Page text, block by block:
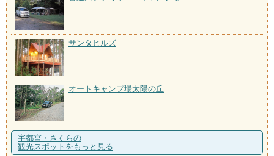
サンタヒルズ
オートキャンプ場太陽の丘
宇都宮・さくらの
観光スポットをもっと見る